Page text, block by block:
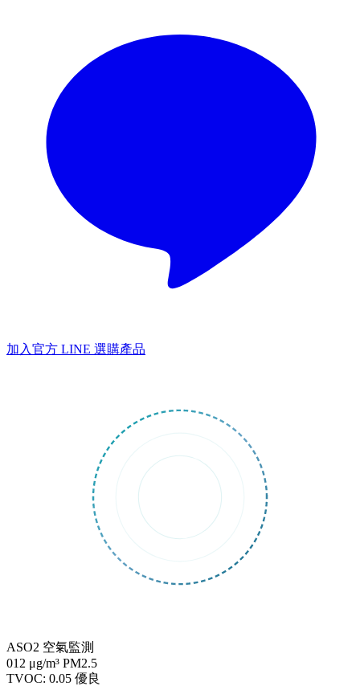
加入官方 LINE 選購產品
ASO2 空氣監測
012 μg/m³ PM2.5
TVOC: 0.05 優良